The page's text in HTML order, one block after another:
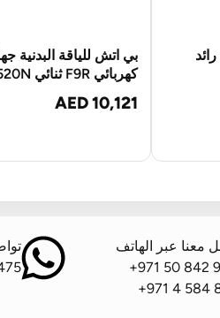
بي اتش للياقة البدنية 1.5 CV رائد
بي اتش للياقة البدنية
كهربائي F9R ثنائي G6520N
AED 10,121
معنا عبر الهاتف
+971 50 842
+971 4 584